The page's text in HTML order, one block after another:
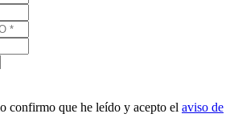
confirmo que he leído y acepto el aviso de